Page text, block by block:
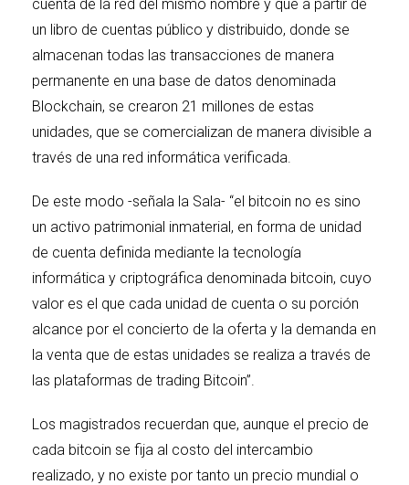
cuenta de la red del mismo nombre y que a partir de
un libro de cuentas público y distribuido, donde se
almacenan todas las transacciones de manera
permanente en una base de datos denominada
Blockchain, se crearon 21 millones de estas
unidades, que se comercializan de manera divisible a
través de una red informática verificada.
De este modo -señala la Sala- “el bitcoin no es sino
un activo patrimonial inmaterial, en forma de unidad
de cuenta definida mediante la tecnología
informática y criptográfica denominada bitcoin, cuyo
valor es el que cada unidad de cuenta o su porción
alcance por el concierto de la oferta y la demanda en
la venta que de estas unidades se realiza a través de
las plataformas de trading Bitcoin”.
Los magistrados recuerdan que, aunque el precio de
cada bitcoin se fija al costo del intercambio
realizado, y no existe por tanto un precio mundial o